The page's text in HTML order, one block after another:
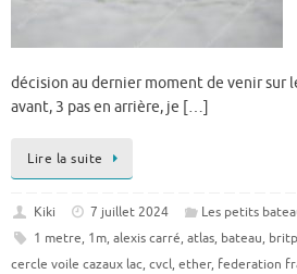
décision au dernier moment de venir sur
avant, 3 pas en arrière, je […]
Lire la suite
Kiki 7 juillet 2024 Les petits
1 metre, 1m, alexis carré, atlas, bateau,
cercle voile cazaux lac, cvcl, ether, federation